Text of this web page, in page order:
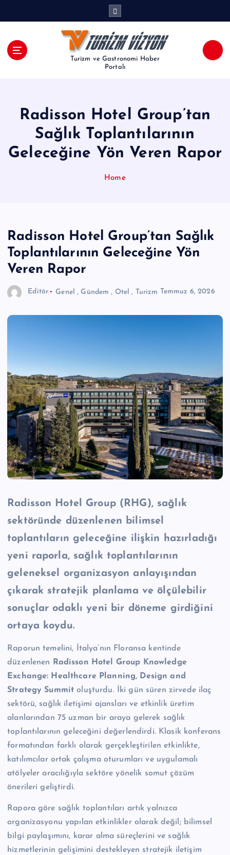
Turizm ve Gastronomi Haber
Portalı
Radisson Hotel Group’tan
Sağlık Toplantılarının
Geleceğine Yön Veren Rapor
Home
Radisson Hotel Group’tan Sağlık
Toplantılarının Geleceğine Yön
Veren Rapor
Editör Genel , Gündem , Otel , Turizm Temmuz 6, 2026
Radisson Hotel Group (RHG), sağlık
sektöründe düzenlenen bilimsel
toplantıların geleceğine ilişkin hazırladığı
yeni raporla, sağlık toplantılarının
geleneksel organizasyon anlayışından
çıkarak stratejik planlama ve ölçülebilir
sonuçlar odaklı yeni bir döneme girdiğini
ortaya koydu.
Raporun temelini, İtalya’nın Floransa kentinde
düzenlenen Radisson Hotel Group Knowledge
Exchange: Healthcare Planning, Design and
Strategy Summit oluşturdu. İki gün süren zirvede ilaç
sektörü, sağlık iletişimi ajansları ve etkinlik üretim
alanlarından 75 uzman bir araya gelerek sağlık
toplantılarının geleceğini değerlendirdi. Klasik konferans
formatından farklı olarak gerçekleştirilen etkinlikte,
katılımcılar ortak çalışma oturumları ve uygulamalı
atölyeler aracılığıyla sektöre yönelik somut çözüm
önerileri geliştirdi.
Rapora göre sağlık toplantıları artık yalnızca
organizasyonu yapılan etkinlikler olarak değil; bilimsel
bilgi paylaşımını, karar alma süreçlerini ve sağlık
hizmetlerinin gelişimini destekleyen stratejik iletişim